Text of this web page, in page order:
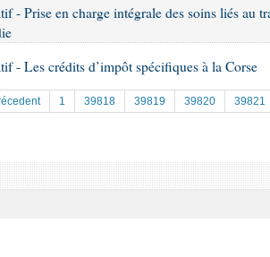
des lois
et orales
des débats
- Prise en charge intégrale des soins liés au
- Les crédits d’impôt spécifiques à la Corse
1 39818 39819 39820 39821